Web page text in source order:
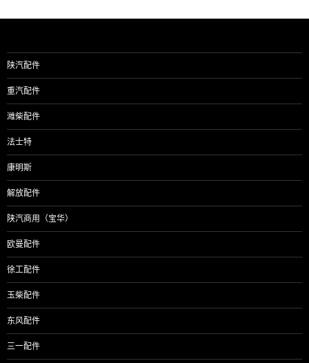
陕汽配件
重汽配件
潍柴配件
法士特
康明斯
解放配件
陕汽商用（宝华）
欧曼配件
徐工配件
玉柴配件
东风配件
三一配件